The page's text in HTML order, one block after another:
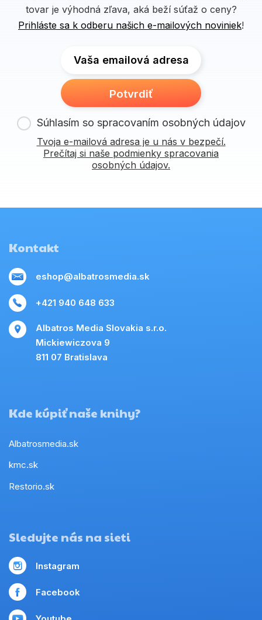
tovar je výhodná zľava, aká beží súťaž o ceny?
Prihláste sa k odberu našich e-mailových noviniek!
Vaša emailová adresa
Potvrdiť
Súhlasím so spracovaním osobných údajov
Tvoja e-mailová adresa je u nás v bezpečí.
Prečítaj si naše podmienky spracovania
osobných údajov.
Kontakt
eshop@albatrosmedia.sk
+421 940 648 633
Albatros Media Slovakia s.r.o.
Mickiewiczova 9
811 07 Bratislava
Kde kúpiť naše knihy?
Albatrosmedia.sk
kmc.sk
Restorio.sk
Sledujte nás na sieti
Instagram
Facebook